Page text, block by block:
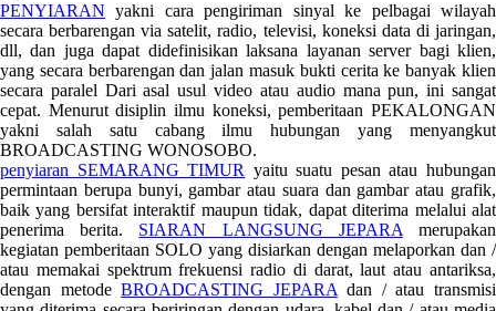
PENYIARAN yakni cara pengiriman sinyal ke pelbagai wilayah
secara berbarengan via satelit, radio, televisi, koneksi data di jaringan,
dll, dan juga dapat didefinisikan laksana layanan server bagi klien,
yang secara berbarengan dan jalan masuk bukti cerita ke banyak klien
secara paralel Dari asal usul video atau audio mana pun, ini sangat
cepat. Menurut disiplin ilmu koneksi, pemberitaan PEKALONGAN
yakni salah satu cabang ilmu hubungan yang menyangkut
BROADCASTING WONOSOBO.
penyiaran SEMARANG TIMUR yaitu suatu pesan atau hubungan
permintaan berupa bunyi, gambar atau suara dan gambar atau grafik,
baik yang bersifat interaktif maupun tidak, dapat diterima melalui alat
penerima berita. SIARAN LANGSUNG JEPARA merupakan
kegiatan pemberitaan SOLO yang disiarkan dengan melaporkan dan /
atau memakai spektrum frekuensi radio di darat, laut atau antariksa,
dengan metodeBROADCASTING JEPARA dan / atau transmisi